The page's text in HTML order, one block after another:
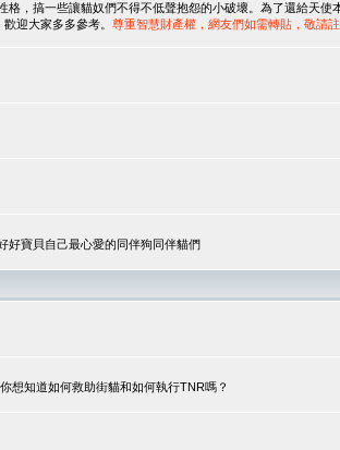
，搞一些讓貓奴們不得不低聲抱怨的小破壞。為了還給天
迎大家多多參考。 尊重智慧財產權，網友們如需轉貼，敬請
好寶貝自己最心愛的同伴狗同伴貓們
想知道如何救助街貓和如何執行TNR嗎？